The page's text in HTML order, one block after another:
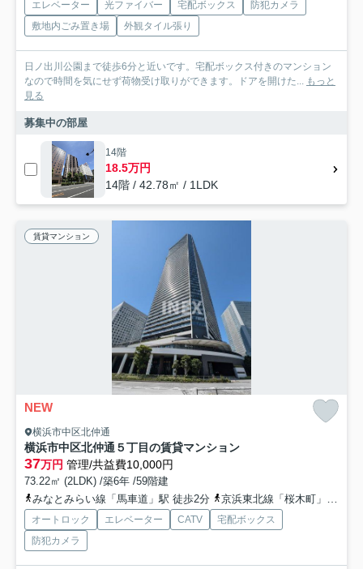
エレベーター 光ファイバー 宅配ボックス
防犯カメラ
敷地内ごみ置き場
外観タイル張り
日ノ出川公園まで徒歩6分と近いです。宅配ボックス付きのマンション
なので時間を気にせず荷物受け取りができます。ドアを開けた... もっと
見る
募集中の部屋
14階
18.5万円
14階 / 42.78㎡ / 1LDK
賃貸マンション
NEW
横浜市中区北仲通
横浜市中区北仲通５丁目の賃貸マンション
37万円 管理/共益費10,000円
73.22㎡ (2LDK) /築6年 /59階建
みなとみらい線「馬車道」駅 徒歩2分
京浜東北線「桜木町」駅 徒歩7分
オートロック エレベーター CATV
宅配ボックス
防犯カメラ